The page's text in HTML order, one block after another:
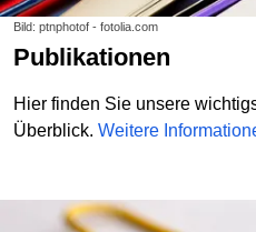
Bild: ptnphotof - fotolia.com
Publikationen
Hier finden Sie unsere
Überblick. Weitere